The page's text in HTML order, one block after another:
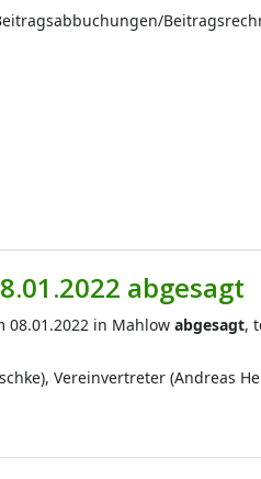
abgesagt
in Mahlow abgesagt,
Vereinvertreter (Andreas